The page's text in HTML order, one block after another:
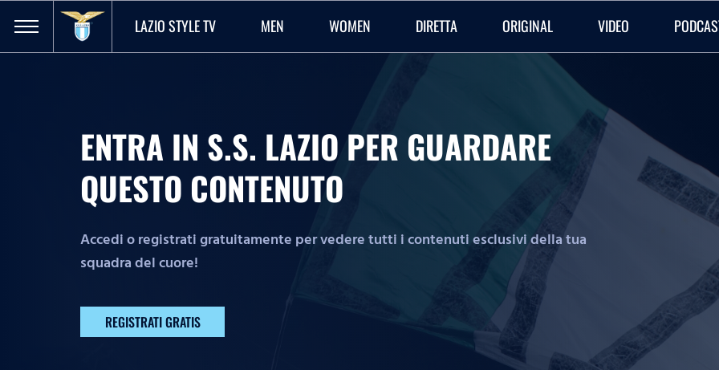
LAZIO STYLE TV MEN WOMEN DIRETTA ORIGINAL VIDEO
ENTRA IN S.S. LAZIO PER GUARDARE
QUESTO CONTENUTO
Accedi o registrati gratuitamente per vedere tutti i contenuti esclusivi della tua
squadra del cuore!
REGISTRATI GRATIS